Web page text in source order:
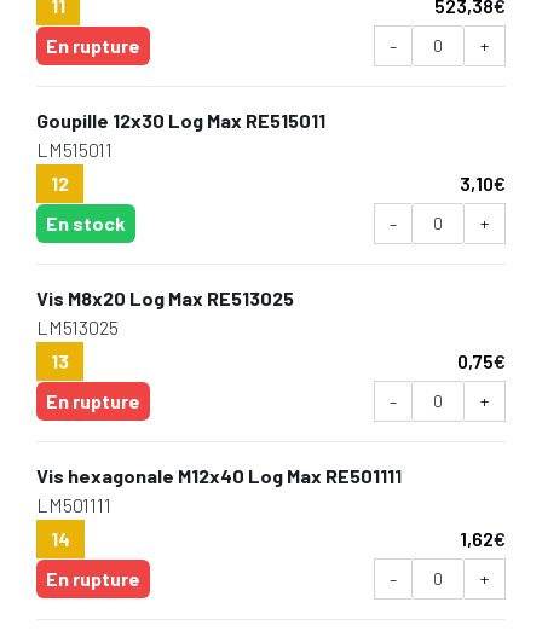
11 523,38€
En rupture
- +
Goupille 12x30 Log Max RE515011
LM515011
12
3,10€
En stock
- +
Vis M8x20 Log Max RE513025
LM513025
13
0,75€
En rupture
- +
Vis hexagonale M12x40 Log Max RE501111
LM501111
14
1,62€
En rupture
- +